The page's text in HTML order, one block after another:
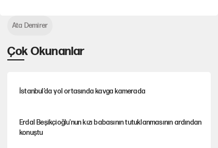
Çok Okunanlar
İstanbul’da yol ortasında kavga kamerada
Erdal Beşikçioğlu'nun kızı babasının tutuklanmasının ardından
konuştu
Ata Demirer